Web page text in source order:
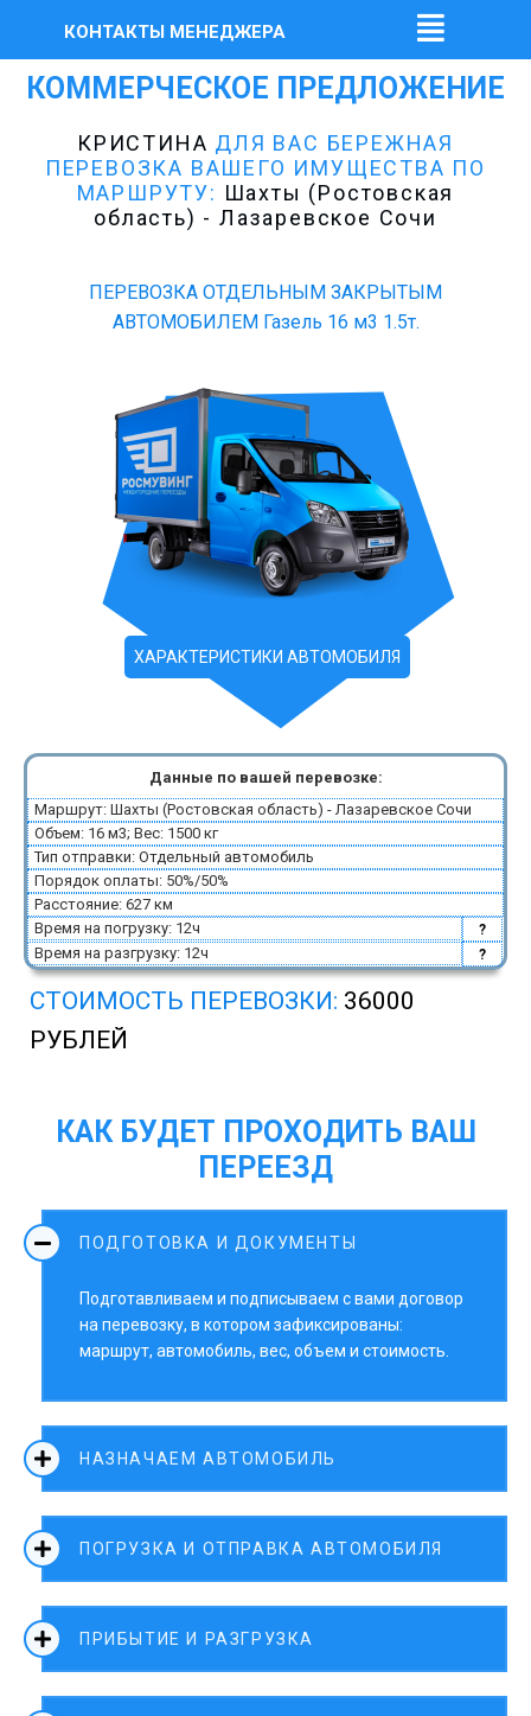
КОНТАКТЫ МЕНЕДЖЕРА
КОММЕРЧЕСКОЕ ПРЕДЛОЖЕНИЕ
КРИСТИНА ДЛЯ ВАС БЕРЕЖНАЯ
ПЕРЕВОЗКА ВАШЕГО ИМУЩЕСТВА ПО
МАРШРУТУ: Шахты (Ростовская
область) - Лазаревское Сочи
ПЕРЕВОЗКА ОТДЕЛЬНЫМ ЗАКРЫТЫМ
АВТОМОБИЛЕМ Газель 16 м3 1.5т.
ХАРАКТЕРИСТИКИ АВТОМОБИЛЯ
Данные по вашей перевозке:
Маршрут: Шахты (Ростовская область) - Лазаревское Сочи
Объем: 16 м3; Вес: 1500 кг
Тип отправки: Отдельный автомобиль
Порядок оплаты: 50%/50%
Расстояние: 627 км
Время на погрузку: 12ч
?
Время на разгрузку: 12ч ?
СТОИМОСТЬ ПЕРЕВОЗКИ: 36000
РУБЛЕЙ
КАК БУДЕТ ПРОХОДИТЬ ВАШ
ПЕРЕЕЗД
ПОДГОТОВКА И ДОКУМЕНТЫ
Подготавливаем и подписываем с вами договор
на перевозку, в котором зафиксированы:
маршрут, автомобиль, вес, объем и стоимость.
НАЗНАЧАЕМ АВТОМОБИЛЬ
ПОГРУЗКА И ОТПРАВКА АВТОМОБИЛЯ
ПРИБЫТИЕ И РАЗГРУЗКА